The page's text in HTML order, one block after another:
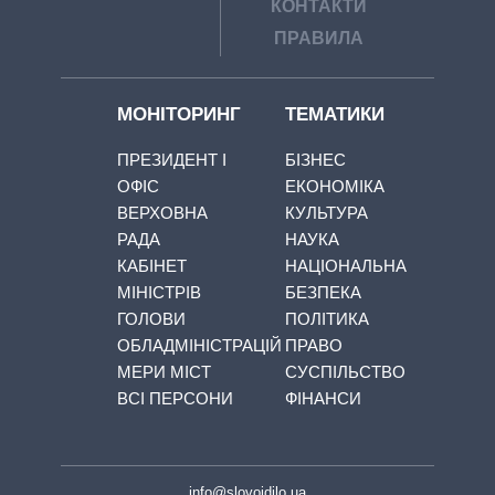
КОНТАКТИ
ПРАВИЛА
МОНІТОРИНГ
ПРЕЗИДЕНТ І
ОФІС
ВЕРХОВНА
РАДА
КАБІНЕТ
МІНІСТРІВ
ГОЛОВИ
ОБЛАДМІНІСТРАЦІЙ
МЕРИ МІСТ
ВСІ ПЕРСОНИ
ТЕМАТИКИ
БІЗНЕС
ЕКОНОМІКА
КУЛЬТУРА
НАУКА
НАЦІОНАЛЬНА
БЕЗПЕКА
ПОЛІТИКА
ПРАВО
СУСПІЛЬСТВО
ФІНАНСИ